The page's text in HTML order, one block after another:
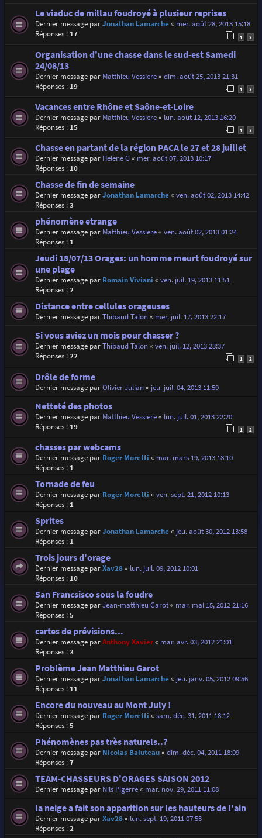
Le viaduc de millau foudroyé à plusieur reprises
Dernier message parJonathan Lamarche« mer. août 28, 2013 15:18
Réponses : 17 1 2
Organisation d'une chasse dans le sud-est Samedi
24/08/13
Dernier message par Matthieu Vessiere« dim. août 25, 2013 21:31
Réponses : 19 1 2
Vacances entre Rhône et Saône-et-Loire
Dernier message par Matthieu Vessiere« lun. août 12, 2013 16:20
Réponses : 15 1 2
Chasse en partant de la région PACA le 27 et 28 juillet
Dernier message par Helene G« mer. août 07, 2013 10:17
Réponses : 10
Chasse de fin de semaine
Dernier message parJonathan Lamarche« ven. août 02, 2013 14:42
Réponses :3
phénomène etrange
Dernier message par Matthieu Vessiere« ven. août 02, 2013 01:24
Réponses : 1
Jeudi 18/07/13 Orages: un homme meurt foudroyé sur
une plage
Dernier message par Romain Viviani « ven. juil. 19, 2013 11:51
Réponses :2
Distance entre cellules orageuses
Dernier message parThibaud Talon« mer. juil. 17, 2013 22:17
Si vous aviez un mois pour chasser ?
Dernier message parThibaud Talon« ven. juil. 12, 2013 23:37
Réponses :22 1 2
Drôle de forme
Dernier message parOlivier Julian« jeu. juil. 04, 2013 11:59
Netteté des photos
Dernier message par Matthieu Vessiere« lun. juil. 01, 2013 22:20
Réponses : 19 1 2
chasses par webcams
Dernier message par Roger Moretti « mar. mars 19, 2013 18:10
Réponses : 1
Tornade de feu
Dernier message par Roger Moretti « ven. sept. 21, 2012 10:13
Réponses : 1
Sprites
Dernier message parJonathan Lamarche« jeu. août 30, 2012 13:58
Réponses : 1
Trois jours d'orage
Dernier message parXav28« lun. juil. 09, 2012 10:01
Réponses : 10
San Francsisco sous la foudre
Dernier message parJean-matthieu Garot« mar. mai 15, 2012 21:16
Réponses :5
cartes de prévisions...
Dernier message parAnthony Xavier« mar. avr. 03, 2012 21:01
Réponses :3
Problème Jean Matthieu Garot
Dernier message parJonathan Lamarche« jeu. janv. 05, 2012 09:56
Réponses : 11
Encore du nouveau au Mont July !
Dernier message par Roger Moretti « sam. déc. 31, 2011 18:12
Réponses :5
Phénomènes pas très naturels..?
Dernier message par Nicolas Baluteau« dim. déc. 04, 2011 18:09
Réponses :7
TEAM-CHASSEURS D'ORAGES SAISON 2012
Dernier message par Nils Pigerre« mar. nov. 29, 2011 11:08
la neige a fait son apparition sur les hauteurs de l'ain
Dernier message parXav28« lun. sept. 19, 2011 07:53
Réponses :2